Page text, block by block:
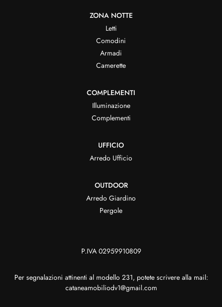
ZONA NOTTE
Letti
Comodini
Armadi
Camerette
COMPLEMENTI
Illuminazione
Complementi
UFFICIO
Arredo Ufficio
OUTDOOR
Arredo Giardino
Pergole
P.IVA 02959910809
Per segnalazioni attinenti al modello 231, potete scrivere alla mail:
cataneamobiliodv1@gmail.com